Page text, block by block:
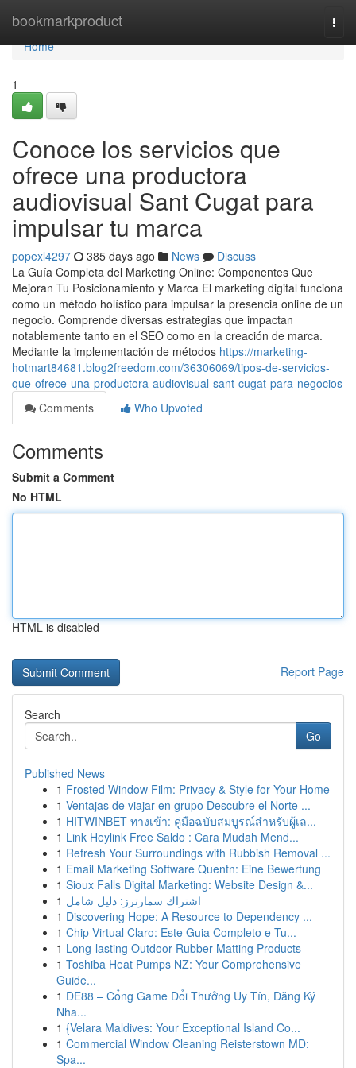
bookmarkproduct
Home
Home
1
Conoce los servicios que
ofrece una productora
audiovisual Sant Cugat para
impulsar tu marca
popexl4297 385 days ago News
Discuss
La Guía Completa del Marketing Online: Componentes Que
Mejoran Tu Posicionamiento y Marca El marketing digital funciona
como un método holístico para impulsar la presencia online de un
negocio. Comprende diversas estrategias que impactan
notablemente tanto en el SEO como en la creación de marca.
Mediante la implementación de métodos https://marketing-
hotmart84681.blog2freedom.com/36306069/tipos-de-servicios-
que-ofrece-una-productora-audiovisual-sant-cugat-para-negocios
Comments
Who Upvoted
Comments
Submit a Comment
No HTML
HTML is disabled
Report Page
Search
Go
Published News
1 Frosted Window Film: Privacy & Style for Your Home
1 Ventajas de viajar en grupo Descubre el Norte ...
1 HITWINBET ทางเข้า: คู่มือฉบับสมบูรณ์สำหรับผู้เล...
1 Link Heylink Free Saldo : Cara Mudah Mend...
1 Refresh Your Surroundings with Rubbish Removal ...
1 Email Marketing Software Quentn: Eine Bewertung
1 Sioux Falls Digital Marketing: Website Design &...
1 اشتراك سمارترز: دليل شامل
1 Discovering Hope: A Resource to Dependency ...
1 Chip Virtual Claro: Este Guia Completo e Tu...
1 Long-lasting Outdoor Rubber Matting Products
1 Toshiba Heat Pumps NZ: Your Comprehensive
Guide...
1 DE88 – Cổng Game Đổi Thưởng Uy Tín, Đăng Ký
Nha...
1 {Velara Maldives: Your Exceptional Island Co...
1 Commercial Window Cleaning Reisterstown MD:
Spa...